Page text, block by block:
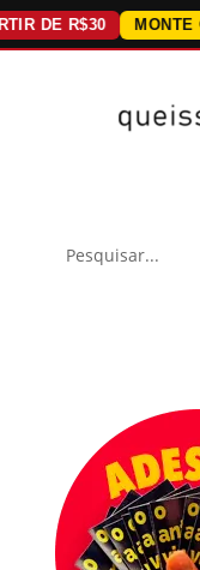
R$30 MONTE O